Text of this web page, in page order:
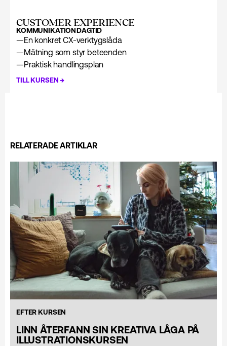
CUSTOMER EXPERIENCE
KOMMUNIKATIONDAGTID
—En konkret CX-verktygslåda
—Mätning som styr beteenden
—Praktisk handlingsplan
TILL KURSEN→
RELATERADE ARTIKLAR
EFTER KURSEN
LINN ÅTERFANN SIN KREATIVA LÅGA PÅ
ILLUSTRATIONS­KURSEN